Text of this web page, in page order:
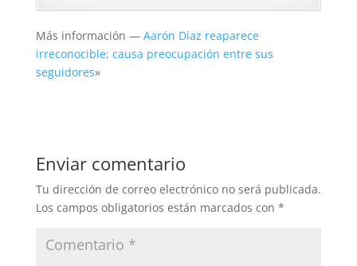
Más información — Aarón Díaz reaparece
irreconocible; causa preocupación entre sus
seguidores»
Enviar comentario
Tu dirección de correo electrónico no será publicada.
Los campos obligatorios están marcados con *